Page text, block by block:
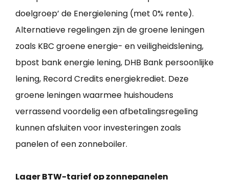
doelgroep’ de Energielening (met 0% rente).
Alternatieve regelingen zijn de groene leningen
zoals KBC groene energie- en veiligheidslening,
bpost bank energie lening, DHB Bank persoonlijke
lening, Record Credits energiekrediet. Deze
groene leningen waarmee huishoudens
verrassend voordelig een afbetalingsregeling
kunnen afsluiten voor investeringen zoals
panelen of een zonneboiler.
Lager BTW-tarief op zonnepanelen